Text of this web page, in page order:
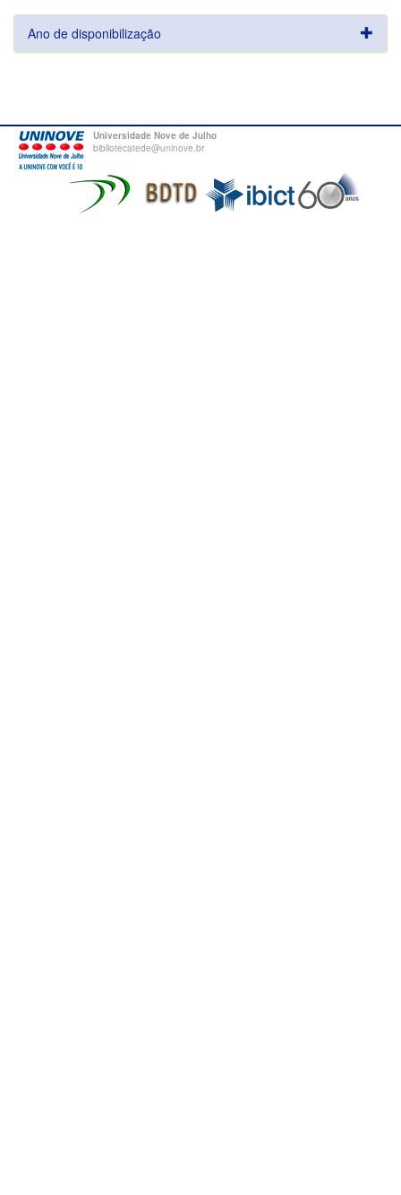
Ano de disponibilização
Universidade Nove de Julho
bibliotecatede@uninove.br